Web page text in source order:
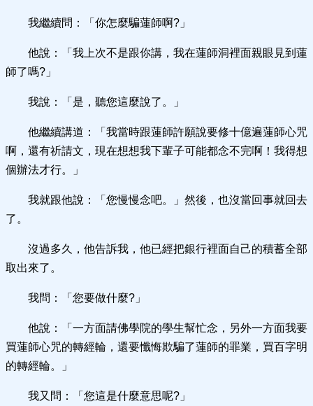
我繼續問：「你怎麼騙蓮師啊?」
他說：「我上次不是跟你講，我在蓮師洞裡面親眼見到蓮
師了嗎?」
我說：「是，聽您這麼說了。」
他繼續講道：「我當時跟蓮師許願說要修十億遍蓮師心咒
啊，還有祈請文，現在想想我下輩子可能都念不完啊！我得想
個辦法才行。」
我就跟他說：「您慢慢念吧。」然後，也沒當回事就回去
了。
沒過多久，他告訴我，他已經把銀行裡面自己的積蓄全部
取出來了。
我問：「您要做什麼?」
他說：「一方面請佛學院的學生幫忙念，另外一方面我要
買蓮師心咒的轉經輪，還要懺悔欺騙了蓮師的罪業，買百字明
的轉經輪。」
我又問：「您這是什麼意思呢?」